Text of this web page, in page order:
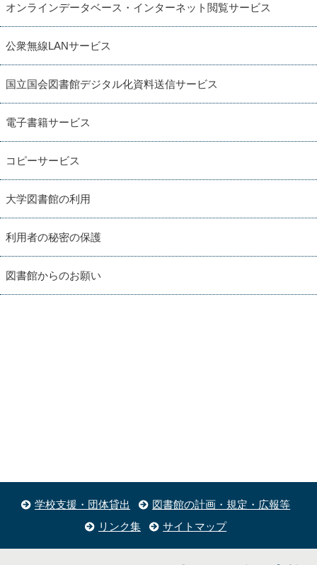
オンラインデータベース・インターネット閲覧サービス
公衆無線LANサービス
国立国会図書館デジタル化資料送信サービス
電子書籍サービス
コピーサービス
大学図書館の利用
利用者の秘密の保護
図書館からのお願い
学校支援・団体貸出
図書館の計画・規定・広報等
リンク集
サイトマップ